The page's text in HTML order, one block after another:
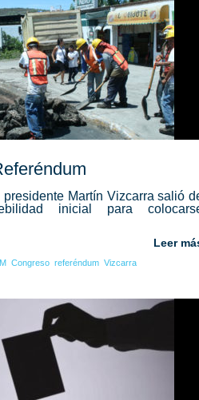
Martín Vizcarra salió
inicial para
Leer
Congreso referéndum Vizcarra